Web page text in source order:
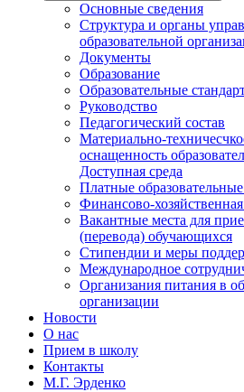
Основные сведения
Структура и органы
образовательной
Документы
Образование
Образовательные
Руководство
Педагогический состав
Материально-
оснащенность
Доступная среда
Платные
Финансово-хозяйственная
Вакантные места для
(перевода) обучающихся
Стипендии и меры
Международное
Организания питания в
организации
Новости
О нас
Прием в школу
Контакты
М.Г. Эрденко